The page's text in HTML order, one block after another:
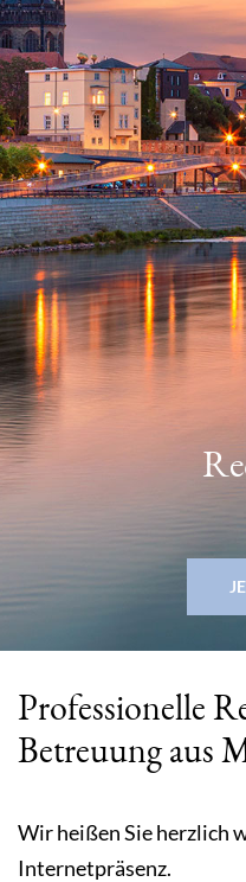
Professionelle
Betreuung aus
Wir heißen Sie herzlich
Internetpräsenz.